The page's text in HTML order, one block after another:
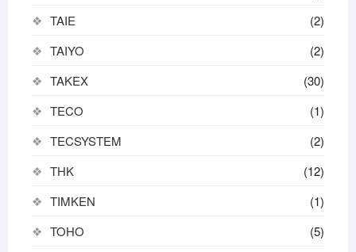
TAIE
(2)
TAIYO
(2)
TAKEX
(30)
TECO
(1)
TECSYSTEM
(2)
THK
(12)
TIMKEN
(1)
TOHO
(5)